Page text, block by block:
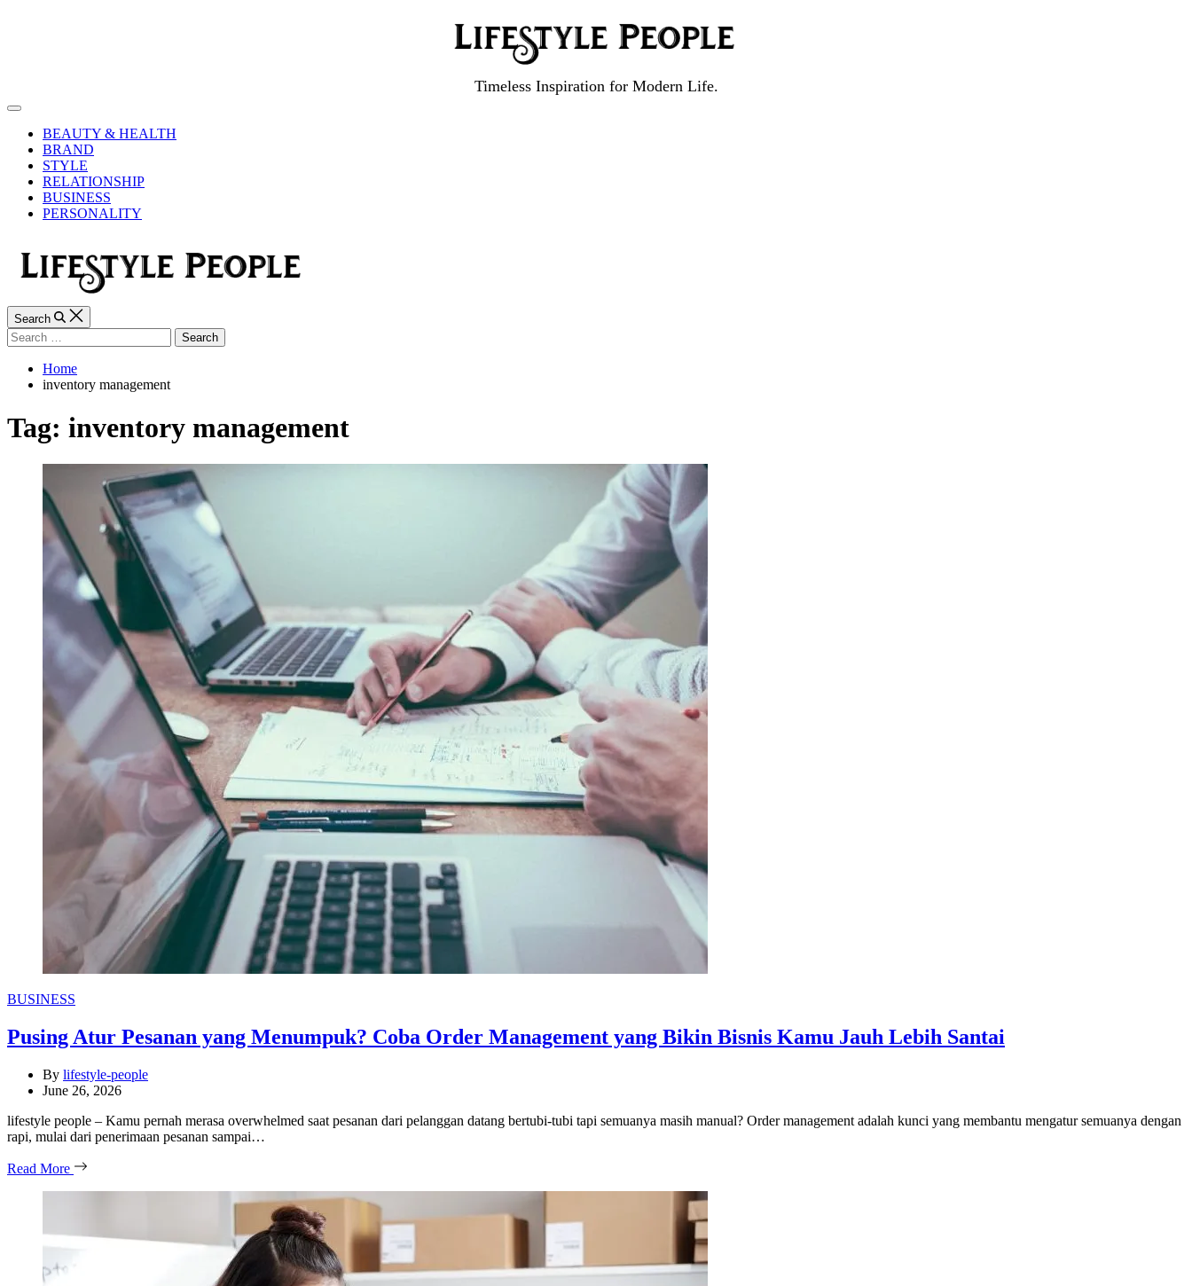
Timeless Inspiration for Modern Life.
Off
CanvasBEAUTY & HEALTH
BRAND
STYLE
RELATIONSHIP
BUSINESS
PERSONALITY
Search
Search
for:
Home
inventory management
Tag: inventory management
Categories
BUSINESS
Pusing Atur Pesanan yang Menumpuk? Coba Order Management yang Bikin Bisnis Kamu Jauh Lebih Santai
By lifestyle-people
June 26, 2026
lifestyle people – Kamu pernah merasa overwhelmed saat pesanan dari pelanggan datang bertubi-tubi tapi semuanya masih manual? Order management adalah kunci yang membantu mengatur semuanya dengan
rapi, mulai dari penerimaan pesanan sampai…
Read More